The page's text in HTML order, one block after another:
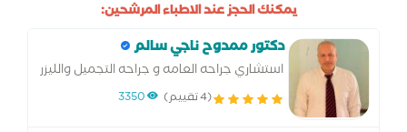
يمكنك الحجز عند الاطباء المرشحين:
دكتور ممدوح ناجي سالم
استشاري جراحه العامه و جراحه التجميل والليزر
(4 تقييم) 3350